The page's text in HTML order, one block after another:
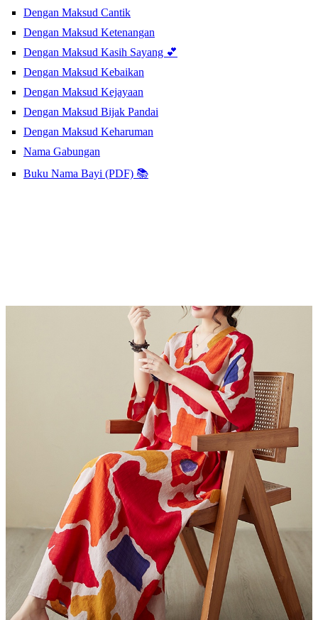
Dengan Maksud Cantik
Dengan Maksud Ketenangan
Dengan Maksud Kasih Sayang 💕
Dengan Maksud Kebaikan
Dengan Maksud Kejayaan
Dengan Maksud Bijak Pandai
Dengan Maksud Keharuman
Nama Gabungan
Buku Nama Bayi (PDF) 📚